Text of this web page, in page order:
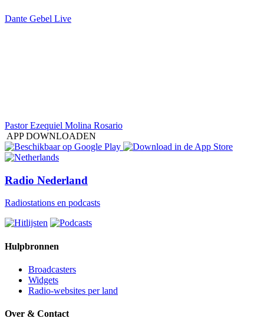
Dante Gebel Live
Pastor Ezequiel Molina Rosario
APP DOWNLOADEN
Radio Nederland
Radiostations en podcasts
Hulpbronnen
Broadcasters
Widgets
Radio-websites per land
Over & Contact